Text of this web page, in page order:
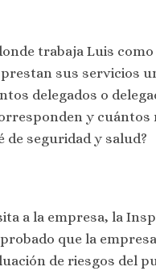
trabaja Luis como
sus servicios
delegados o
y cuántos
de seguridad y salud?
a la empresa, la
que la
de riesgos del